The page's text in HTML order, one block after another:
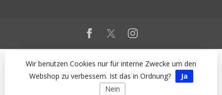
Wir benutzen Cookies nur für interne Zwecke um den
Webshop zu verbessern. Ist das in Ordnung?
Ja
Nein